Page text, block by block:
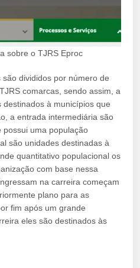
sobre o TJRS Eproc
divididos por número de
comarcas, sendo assim, a
à municípios que
a entrada intermediária são
uma população
são unidades destinadas à
quantitativo populacional os
com base nessa
na carreira começam
plano para as
fim após um grande
eles são destinados às